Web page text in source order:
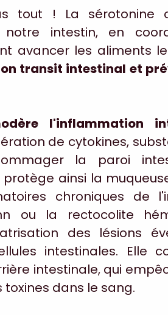
tout ! La sérotonine
notre intestin, en
avancer les aliments
transit intestinal et
l'inflammation
de cytokines,
la paroi
protège ainsi la
chroniques de
ou la rectocolite
des lésions
intestinales. Elle
intestinale, qui
dans le sang.